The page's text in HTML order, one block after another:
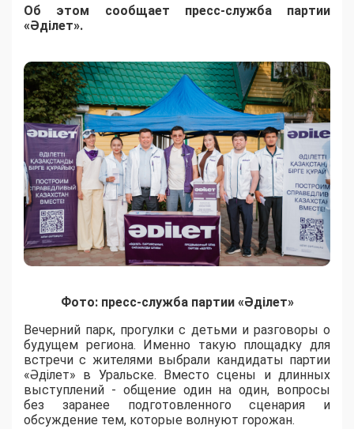
Об этом сообщает пресс-служба партии
«Әділет».
Фото: пресс-служба партии «Әділет»
Вечерний парк, прогулки с детьми и разговоры о
будущем региона. Именно такую площадку для
встречи с жителями выбрали кандидаты партии
«Әділет» в Уральске. Вместо сцены и длинных
выступлений - общение один на один, вопросы
без заранее подготовленного сценария и
обсуждение тем, которые волнуют горожан.